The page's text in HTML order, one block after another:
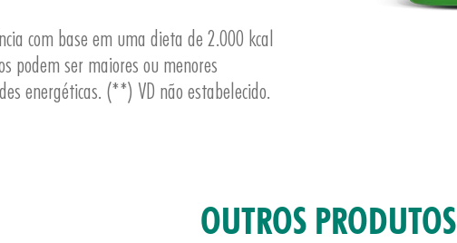
com base em uma dieta de 2.000 kcal
podem ser maiores ou menores
energéticas. (**) VD não estabelecido.
OUTROS PRODUTOS